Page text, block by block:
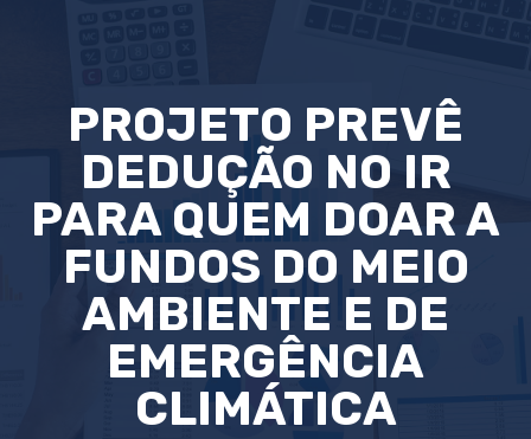
PROJETO PREVÊ
DEDUÇÃO NO IR
PARA QUEM DOAR A
FUNDOS DO MEIO
AMBIENTE E DE
EMERGÊNCIA
CLIMÁTICA